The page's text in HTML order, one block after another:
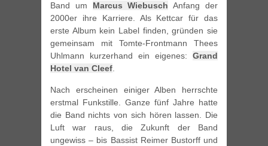
Band um Marcus Wiebusch Anfang der
2000er ihre Karriere. Als Kettcar für das
erste Album kein Label finden, gründen sie
gemeinsam mit Tomte-Frontmann Thees
Uhlmann kurzerhand ein eigenes: Grand
Hotel van Cleef.
Nach erscheinen einiger Alben herrschte
erstmal Funkstille. Ganze fünf Jahre hatte
die Band nichts von sich hören lassen. Die
Luft war raus, die Zukunft der Band
ungewiss – bis Bassist Reimer Bustorff und